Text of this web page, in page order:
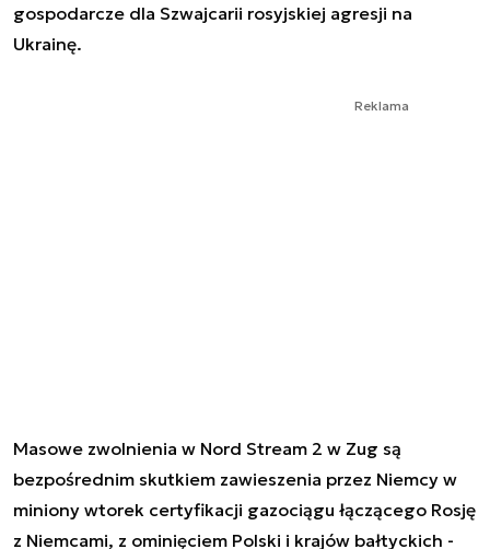
gospodarcze dla Szwajcarii rosyjskiej agresji na
Ukrainę.
Reklama
Masowe zwolnienia w Nord Stream 2 w Zug są
bezpośrednim skutkiem zawieszenia przez Niemcy w
miniony wtorek certyfikacji gazociągu łączącego Rosję
z Niemcami, z ominięciem Polski i krajów bałtyckich -